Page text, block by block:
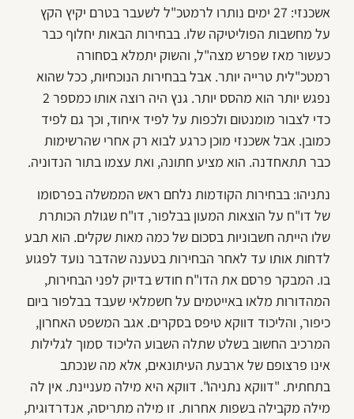
אשכנזי: 27 ימים נותרו לרמטכ"ל לשעבר בטרם יקיץ הקץ
על מחשבות הפוליטיקה שלו. בבחירות הבאות יחלוף כבר
כעשור מאז שפרש מצה"ל, והשוק יתמלא בסחורה
רמטכ"לית טרייה יותר. אבל בבחירות הנוכחיות, ככל שהוא
נפגש יותר הוא מהסס יותר. גנץ היה רוצה אותו כמספר 2
כדי לצבור מומנטום ולכפות על לפיד איחוד, וכך גם לפיד
כמובן. אבל אשכנזי מוכן כרגע לבוא רק אחרי שהרשימות
כבר תתאחדנה. הוא מציע חתונה, ואת עצמו בתור הנדוניה.
נתניהו: בבחירות הקודמות נלחם ראש הממשלה בפרסומו
של דו"ח על הוצאות המעון בבלפור, דו"ח שגולת הכותרת
שלו הייתה חשבוניות בסכום של כמה מאות שקלים. הוא תבע
לדחות אותו עד לאחר הבחירות בטענה שהדבר נועד לפגוע
בו. המבקר פרסם את הדו"ח חודש בדיוק לפני הבחירות,
המהדורות מלאו באייטמים על חשמלאי שעבד בבלפור ביום
כיפור, והליכוד דווקא טיפס בסקרים. אגב המשפט האחרון,
המרכיב החשוב בשלט שתלה השבוע הליכוד סמוך לגלילות
אינו פרצופם של ארבעת העיתונאים, אלא מה שנכתב
בתחתית. "דווקא נתניהו". דווקא היא מילה מעניינת. אין לה
מילה מקבילה בשפות אחרות. זו מילה מתריסה, אנדרדוגית,